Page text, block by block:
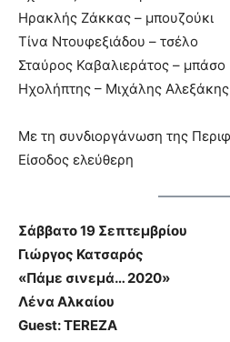
Ηρακλής Ζάκκας – μπουζούκι
Τίνα Ντουφεξιάδου – τσέλο
Σταύρος Καβαλιεράτος – μπάσο
Ηχολήπτης – Μιχάλης Αλεξάκης
Με τη συνδιοργάνωση της
Είσοδος ελεύθερη
Σάββατο 19 Σεπτεμβρίου
Γιώργος Κατσαρός
«Πάμε σινεμά… 2020»
Λένα Αλκαίου
Guest: TEREZA